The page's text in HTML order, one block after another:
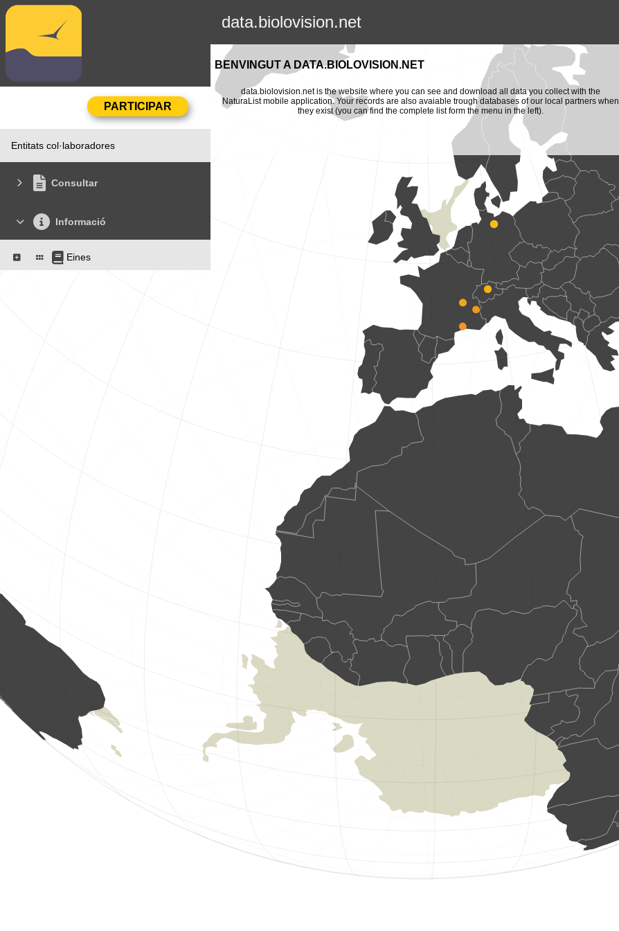
data.biolovision.net
Entitats col·laboradores
Consultar
Informació
Eines
BENVINGUT A DATA.BIOLOVISION.NET
data.biolovision.net is the website where you can see and download all data you collect with the
NaturaList mobile application. Your records are also avaiable trough databases of our local partners when
they exist (you can find the complete list form the menu in the left).